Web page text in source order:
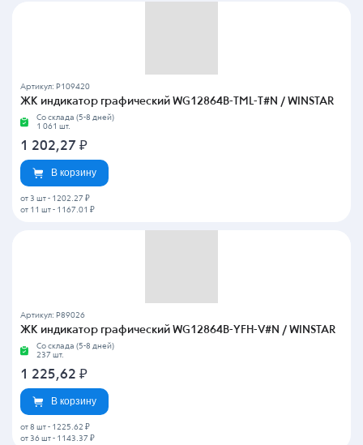
Артикул: P109420
ЖК индикатор графический WG12864B-TML-T#N / WINSTAR
Со склада (5-8 дней)
1 061 шт.
1 202,27 ₽
В корзину
от 3 шт - 1202.27 ₽
от 11 шт - 1167.01 ₽
Артикул: P89026
ЖК индикатор графический WG12864B-YFH-V#N / WINSTAR
Со склада (5-8 дней)
237 шт.
1 225,62 ₽
В корзину
от 8 шт - 1225.62 ₽
от 36 шт - 1143.37 ₽